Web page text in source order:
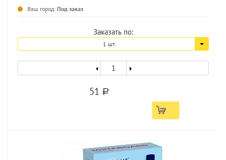
Ваш город: Под заказ
Заказать по:
1 шт.
51 a